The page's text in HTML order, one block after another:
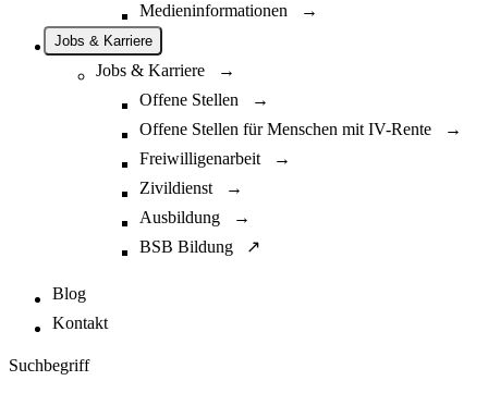
Medieninformationen →
Jobs & Karriere
Jobs & Karriere →
Offene Stellen →
Offene Stellen für Menschen mit IV-Rente →
Freiwilligenarbeit →
Zivildienst →
Ausbildung →
BSB Bildung ↗
Blog
Kontakt
Suchbegriff